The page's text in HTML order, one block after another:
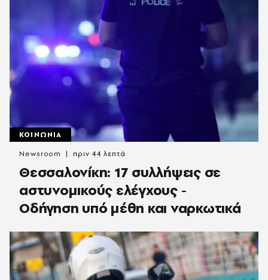
ΚΟΙΝΩΝΙΑ
Θεσσαλονίκη: 17 συλλήψεις σε
αστυνομικούς ελέγχους -
Οδήγηση υπό μέθη και ναρκωτικά
Newsroom πριν 44 λεπτά